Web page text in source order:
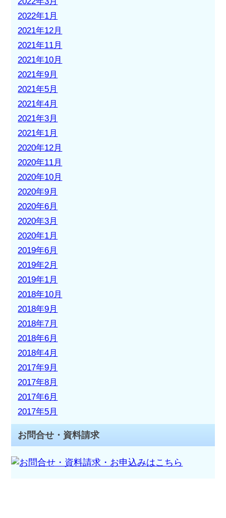
2022年1月
2021年12月
2021年11月
2021年10月
2021年9月
2021年5月
2021年4月
2021年3月
2021年1月
2020年12月
2020年11月
2020年10月
2020年9月
2020年6月
2020年3月
2020年1月
2019年6月
2019年2月
2019年1月
2018年10月
2018年9月
2018年7月
2018年6月
2018年4月
2017年9月
2017年8月
2017年6月
2017年5月
お問合せ・資料請求